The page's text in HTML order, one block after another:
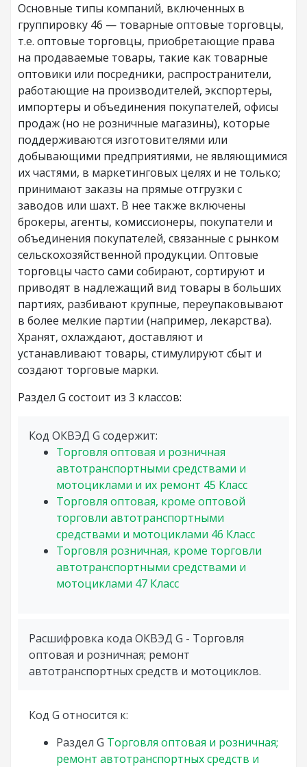
Основные типы компаний, включенных в
группировку 46 — товарные оптовые торговцы,
т.е. оптовые торговцы, приобретающие права
на продаваемые товары, такие как товарные
оптовики или посредники, распространители,
работающие на производителей, экспортеры,
импортеры и объединения покупателей, офисы
продаж (но не розничные магазины), которые
поддерживаются изготовителями или
добывающими предприятиями, не являющимися
их частями, в маркетинговых целях и не только;
принимают заказы на прямые отгрузки с
заводов или шахт. В нее также включены
брокеры, агенты, комиссионеры, покупатели и
объединения покупателей, связанные с рынком
сельскохозяйственной продукции. Оптовые
торговцы часто сами собирают, сортируют и
приводят в надлежащий вид товары в больших
партиях, разбивают крупные, переупаковывают
в более мелкие партии (например, лекарства).
Хранят, охлаждают, доставляют и
устанавливают товары, стимулируют сбыт и
создают торговые марки.
Раздел G состоит из 3 классов:
Код ОКВЭД G содержит:
Торговля оптовая и розничная
автотранспортными средствами и
мотоциклами и их ремонт 45 Класс
Торговля оптовая, кроме оптовой
торговли автотранспортными
средствами и мотоциклами 46 Класс
Торговля розничная, кроме торговли
автотранспортными средствами и
мотоциклами 47 Класс
Расшифровка кода ОКВЭД G - Торговля
оптовая и розничная; ремонт
автотранспортных средств и мотоциклов.
Код G относится к:
Раздел G Торговля оптовая и розничная;
ремонт автотранспортных средств и